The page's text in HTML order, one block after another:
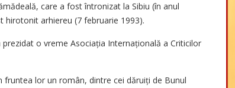
care a fost întronizat la Sibiu (în anul
hirotonit arhiereu (7 februarie 1993).
o vreme Asociația Inter­națională a Criticilor
lor un român, dintre cei dăruiți de Bunul